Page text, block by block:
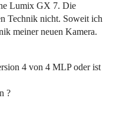
Lumix GX 7. Die
Technik nicht. Soweit ich
meiner neuen Kamera.
4 von 4 MLP oder ist
?